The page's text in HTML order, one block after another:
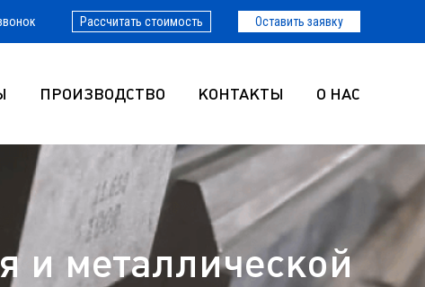
Рассчитать стоимость Оставить заявку
ПРОИЗВОДСТВО КОНТАКТЫ О НАС
и металлической